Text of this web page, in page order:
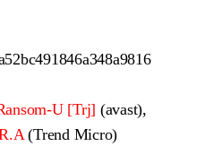
U [Trj] (avast),
(Trend Micro)